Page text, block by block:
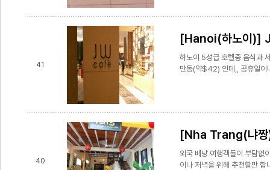
41
[Hanoi(하노이)]
하노이 5성급 호텔중 음식과
만동(약$42) 인데,, 공휴일이
40
[Nha Trang(냐짱
외국 배낭 여행객들이 부담없
이나 저녁을 위해 추천할만